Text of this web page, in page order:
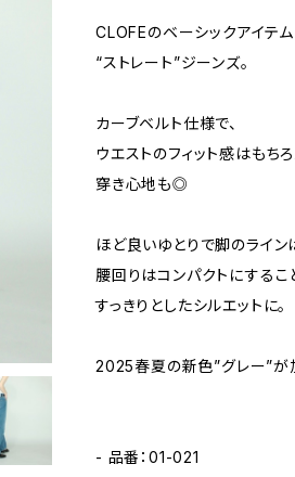
CLOFEのベーシックアイテム
“ストレート”ジーンズ。
カーブベルト仕様で、
ウエストのフィット感はもちろ
穿き心地も◎
ほど良いゆとりで脚のライン
腰回りはコンパクトにするこ
すっきりとしたシルエットに。
2025春夏の新色”グレー”が
- 品番：01-021